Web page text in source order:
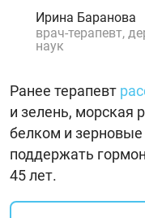
Ирина Баранова
врач-терапевт,
наук
Ранее терапевт
и зелень, морская
белком и
поддержать
45 лет.